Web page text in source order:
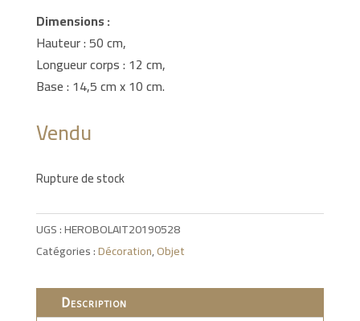
Dimensions :
Hauteur : 50 cm,
Longueur corps : 12 cm,
Base : 14,5 cm x 10 cm.
Vendu
Rupture de stock
UGS :HEROBOLAIT20190528
Catégories :Décoration,Objet
Description